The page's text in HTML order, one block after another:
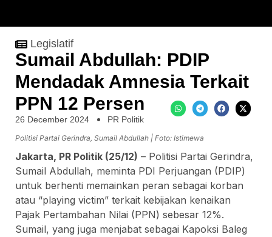
Legislatif
Sumail Abdullah: PDIP
Mendadak Amnesia Terkait
PPN 12 Persen
26 December 2024 PR Politik
Politisi Partai Gerindra, Sumail Abdullah | Foto: Istimewa
Jakarta, PR Politik (25/12) – Politisi Partai Gerindra,
Sumail Abdullah, meminta PDI Perjuangan (PDIP)
untuk berhenti memainkan peran sebagai korban
atau “playing victim” terkait kebijakan kenaikan
Pajak Pertambahan Nilai (PPN) sebesar 12%.
Sumail, yang juga menjabat sebagai Kapoksi Baleg